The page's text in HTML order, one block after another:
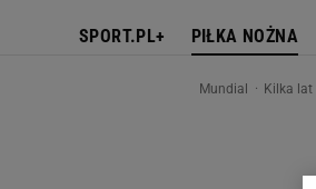
SPORT.PL+ PIŁKA NOŻNA
Mundial Kilka lat